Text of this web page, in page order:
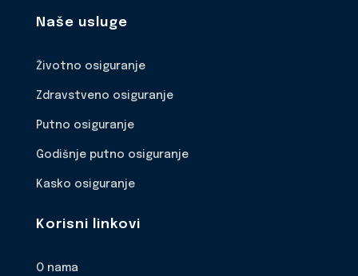
Naše usluge
Životno osiguranje
Zdravstveno osiguranje
Putno osiguranje
Godišnje putno osiguranje
Kasko osiguranje
Korisni linkovi
O nama